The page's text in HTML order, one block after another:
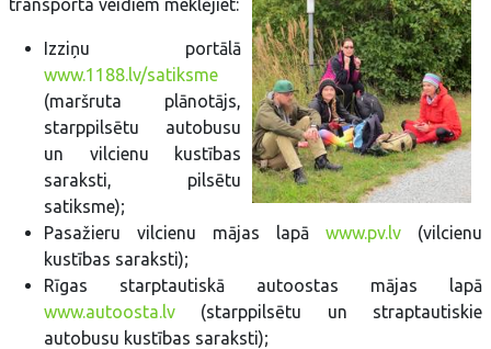
transporta veidiem meklējiet:
Izziņu portālā
www.1188.lv/satiksme
(maršruta plānotājs,
starppilsētu autobusu
un vilcienu kustības
saraksti, pilsētu
satiksme);
Pasažieru vilcienu mājas lapā www.pv.lv (vilcienu
kustības saraksti);
Rīgas starptautiskā autoostas mājas lapā
www.autoosta.lv (starppilsētu un straptautiskie
autobusu kustības saraksti);